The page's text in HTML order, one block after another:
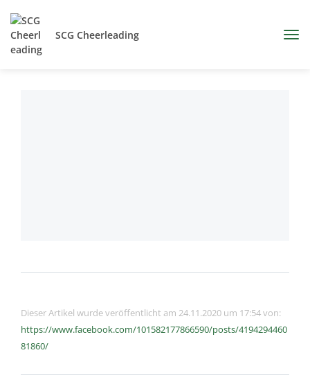
SCG Cheerleading
Dieser Artikel wurde veröffentlicht am 24.11.2020 um 17:54 von:
https://www.facebook.com/101582177866590/posts/4194294460
81860/